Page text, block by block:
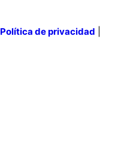
Política de privacidad